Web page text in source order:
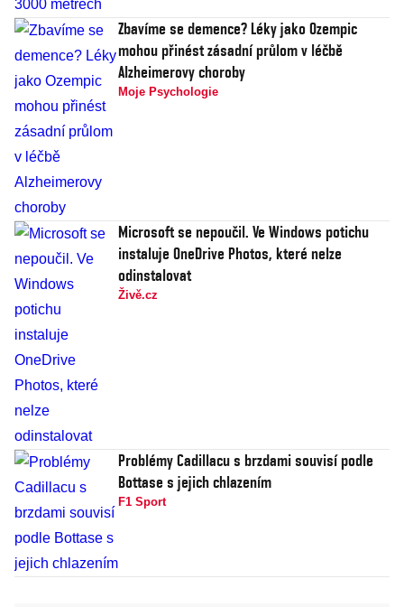
Zbavíme se demence? Léky jako Ozempic
mohou přinést zásadní průlom v léčbě
Alzheimerovy choroby
Moje Psychologie
Microsoft se nepoučil. Ve Windows potichu
instaluje OneDrive Photos, které nelze
odinstalovat
Živě.cz
Problémy Cadillacu s brzdami souvisí podle
Bottase s jejich chlazením
F1 Sport